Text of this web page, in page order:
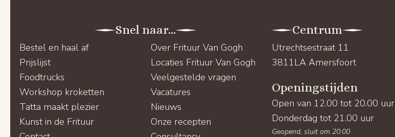
Snel naar...
Bestel en haal af
Prijslijst
Foodtrucks
Workshop kroketten
Tatta maakt plezier
Kunst in de Frituur
Over Frituur Van Gogh
Locaties Frituur Van Gogh
Veelgestelde vragen
Vacatures
Nieuws
Onze recepten
Centrum
Utrechtsestraat 11
3811LA Amersfoort
Openingstijden
Open van 12.00 tot 20.00 uur
Donderdag tot 21.00 uur
Geopend, sluit om 20:00